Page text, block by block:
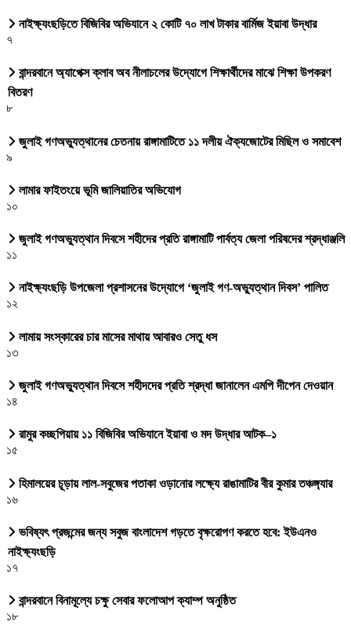
নাইক্ষ্যংছড়িতে বিজিবির অভিযানে ২ কোটি ৭০ লাখ টাকার বার্মিজ ইয়াবা উদ্ধার
৭
বান্দরবানে অ্যাপেক্স ক্লাব অব নীলাচলের উদ্যোগে শিক্ষার্থীদের মাঝে শিক্ষা উপকরণ
বিতরণ
৮
জুলাই গণঅভ্যুত্থানের চেতনায় রাঙ্গামাটিতে ১১ দলীয় ঐক্যজোটের মিছিল ও সমাবেশ
৯
লামার ফাইতংয়ে ভূমি জালিয়াতির অভিযোগ
১০
জুলাই গণঅভ্যুত্থান দিবসে শহীদের প্রতি রাঙ্গামাটি পার্বত্য জেলা পরিষদের শ্রদ্ধাঞ্জলি
১১
নাইক্ষ্যংছড়ি উপজেলা প্রশাসনের উদ্যোগে ‘জুলাই গণ-অভ্যুত্থান দিবস’ পালিত
১২
লামায় সংস্কারের চার মাসের মাথায় আবারও সেতু ধস
১৩
জুলাই গণঅভ্যুত্থান দিবসে শহীদদের প্রতি শ্রদ্ধা জানালেন এমপি দীপেন দেওয়ান
১৪
রামুর কচ্ছপিয়ায় ১১ বিজিবির অভিযানে ইয়াবা ও মদ উদ্ধার আটক–১
১৫
হিমালয়ের চূড়ায় লাল-সবুজের পতাকা ওড়ানোর লক্ষ্যে রাঙামাটির বীর কুমার তঞ্চঙ্গ্যার
১৬
ভবিষ্যৎ প্রজন্মের জন্য সবুজ বাংলাদেশ গড়তে বৃক্ষরোপণ করতে হবে: ইউএনও
নাইক্ষ্যংছড়ি
১৭
বান্দরবানে বিনামূল্যে চক্ষু সেবার ফলোআপ ক্যাম্প অনুষ্ঠিত
১৮